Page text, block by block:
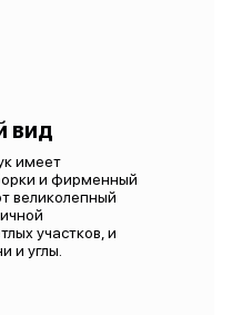
вид
имеет
и фирменный
великолепный
участков, и
и углы.